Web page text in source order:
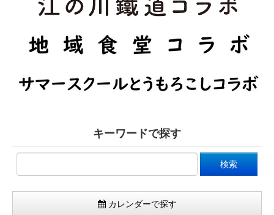
キーワードで探す
カレンダーで探す